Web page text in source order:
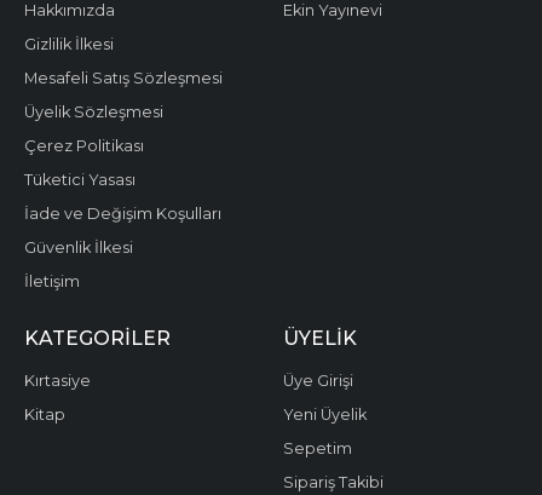
Hakkımızda
Gizlilik İlkesi
Mesafeli Satış Sözleşmesi
Üyelik Sözleşmesi
Çerez Politikası
Tüketici Yasası
İade ve Değişim Koşulları
Güvenlik İlkesi
İletişim
Ekin Yayınevi
KATEGORILER
Kırtasiye
Kitap
ÜYELIK
Üye Girişi
Yeni Üyelik
Sepetim
Sipariş Takibi